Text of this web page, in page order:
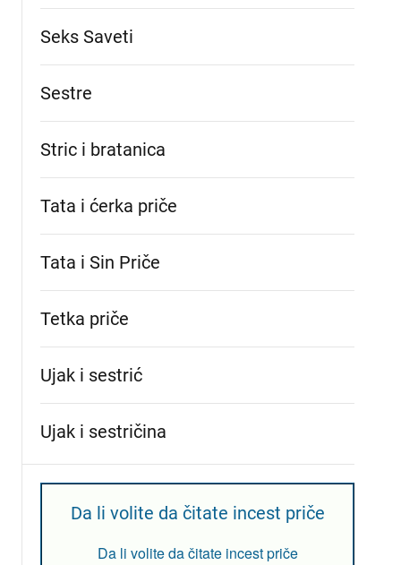
Seks Saveti
Sestre
Stric i bratanica
Tata i ćerka priče
Tata i Sin Priče
Tetka priče
Ujak i sestrić
Ujak i sestričina
Da li volite da čitate incest priče
Da li volite da čitate incest priče